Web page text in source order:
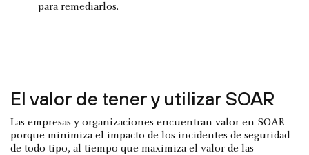
para remediarlos.
El valor de tener y utilizar SOAR
Las empresas y organizaciones encuentran valor en SOAR
porque minimiza el impacto de los incidentes de seguridad
de todo tipo, al tiempo que maximiza el valor de las